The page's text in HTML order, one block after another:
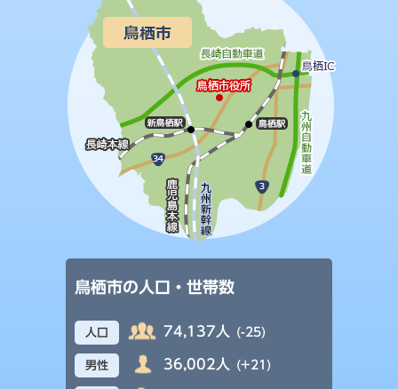
鳥栖市の人口・世帯数
人口 74,137人 (-25)
男性 36,002人 (+21)